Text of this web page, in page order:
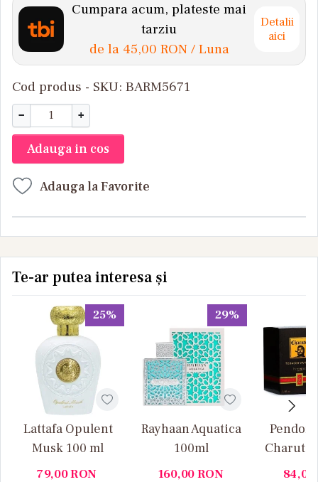
Cumpara acum, plateste mai
tarziu
de la 45,00 RON / Luna
Detalii
aici
Cod produs - SKU BARM5671
− +
Adauga in cos
Adauga la Favorite
Te-ar putea interesa și
25%
Lattafa Opulent
Musk 100 ml
79,00RON
29%
Rayhaan Aquatica
100ml
160,00RON
Charuto
84,00